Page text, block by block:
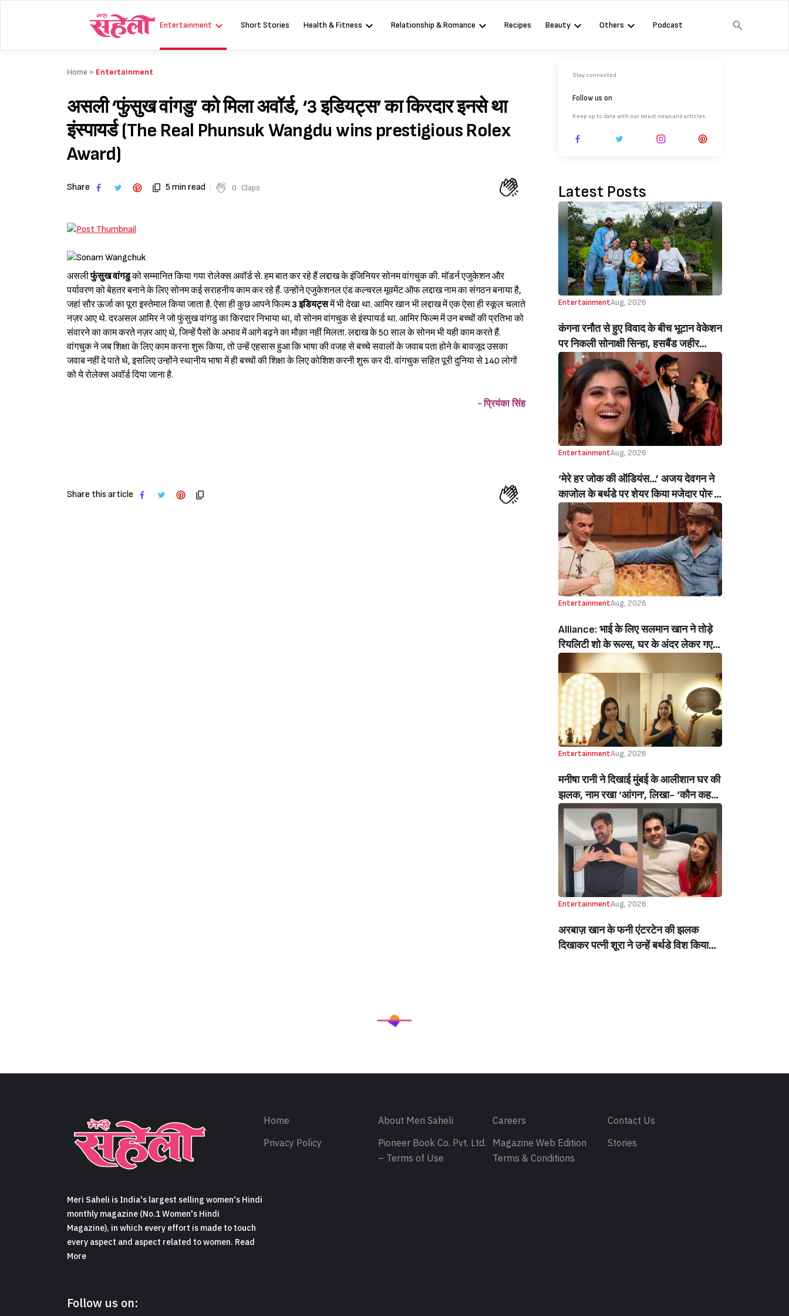
Entertainment Short Stories Health & Fitness Relationship & Romance Recipes Beauty Others Podcast
Home > Entertainment
असली ‘फुंसुख वांगडु’ को मिला अवॉर्ड, ‘3 इडियट्स’ का किरदार इनसे था
इंस्पायर्ड (The Real Phunsuk Wangdu wins prestigious Rolex
Award)
Share 5 min read 0 Claps
असलीफुंसुख वांगडुको सम्मानित किया गया रोलेक्स अवॉर्ड से. हम बात कर रहे हैं लद्दाख के इंजिनियर सोनम वांगचुक की. मॉडर्न एजुकेशन और
पर्यावरण को बेहतर बनाने के लिए सोनम कई सराहनीय काम कर रहे हैं. उन्होंने एजुकेशनल एंड कल्चरल मूवमेंट ऑफ लद्दाख नाम का संगठन बनाया है,
जहां सौर ऊर्जा का पूरा इस्तेमाल किया जाता है. ऐसा ही कुछ आपने फिल्म3 इडियट्समें भी देखा था. आमिर खान भी लद्दाख में एक ऐसा ही स्कूल चलाते
नज़र आए थे. दरअसल आमिर ने जो फुंसुख वांगडु का किरदार निभाया था, वो सोनम वांगचुक से इंस्पायर्ड था. आमिर फिल्म में उन बच्चों की प्रतिभा को
संवारने का काम करते नज़र आए थे, जिन्हें पैसों के अभाव में आगे बढ़ने का मौक़ा नहीं मिलता. लद्दाख के 50 साल के सोनम भी यही काम करते हैं.
वांगचुक ने जब शिक्षा के लिए काम करना शुरू किया, तो उन्हें एहसास हुआ कि भाषा की वजह से बच्चे सवालों के जवाब पता होने के बावजूद उसका
जवाब नहीं दे पाते थे, इसलिए उन्होंने स्थानीय भाषा में ही बच्चों की शिक्षा के लिए कोशिश करनी शुरू कर दी. वांगचुक सहित पूरी दुनिया से 140 लोगों
को ये रोलेक्स अवॉर्ड दिया जाना है.
- प्रियंका सिंह
Share this article
Stay connected
Follow us on
Keep up to date with our latest news and articles.
Latest Posts
EntertainmentAug, 2026
कंगना रनौत से हुए विवाद के बीच भूटान वेकेशन
पर निकली सोनाक्षी सिन्हा, हसबैंड जहीर
इकबाल और इन लॉज संग क्वालिटी टाइम स्पेंड
करती हुई नज़र आईं एक्ट्रेस, वायरल हुईं
तस्वीरें और वीडियोज (Amid Clash With
Kangana Ranaut Sonakshi Sinha
Spends Quality Time With Husband
Zaheer Iqbal & In Laws In Bhutan)
EntertainmentAug, 2026
‘मेरे हर जोक की ऑडियंस…’ अजय देवगन ने
काजोल के बर्थडे पर शेयर किया मजेदार पोस्ट,
हंसती-ठहाका लगाती काजोल पर लुटाया प्यार
(My Best Joke Has Had The Same
Audience’ Ajay Devgn’s Heartfelt
Birthday Wish Melts Kajol’s Fans)
EntertainmentAug, 2026
Alliance: भाई के लिए सलमान खान ने तोड़े
रियलिटी शो के रूल्स, घर के अंदर लेकर गए
मोबाइल, सोहेल खान हुए इमोशनल (Salman
Khan Break Rules Bring Mobile
Inside Reality Show Alliance For
Brother Sohail Khan Emotional)
EntertainmentAug, 2026
मनीषा रानी ने दिखाई मुंबई के आलीशान घर की
झलक, नाम रखा ‘आंगन’, लिखा- ‘कौन कहता
है सपने पूरे नहीं होते’ (Manisha Rani
Shares Glimpse Of Her Luxurious
New House In Mumbai, Names It
‘Aangan’, Says- ‘Who Says Dreams
Don’t Come True?’)
EntertainmentAug, 2026
अरबाज़ खान के फनी एंटरटेन की झलक
दिखाकर पत्नी शूरा ने उन्हें बर्थडे विश किया
Meri Saheli is India's largest selling women's Hindi
monthly magazine (No.1 Women's Hindi
Magazine), in which every effort is made to touch
every aspect and aspect related to women. Read
More
Follow us on:
Home About Meri Saheli Careers
Contact Us
Privacy Policy
Pioneer Book Co. Pvt. Ltd.
– Terms of Use
Magazine Web Edition
Terms & Conditions
Stories